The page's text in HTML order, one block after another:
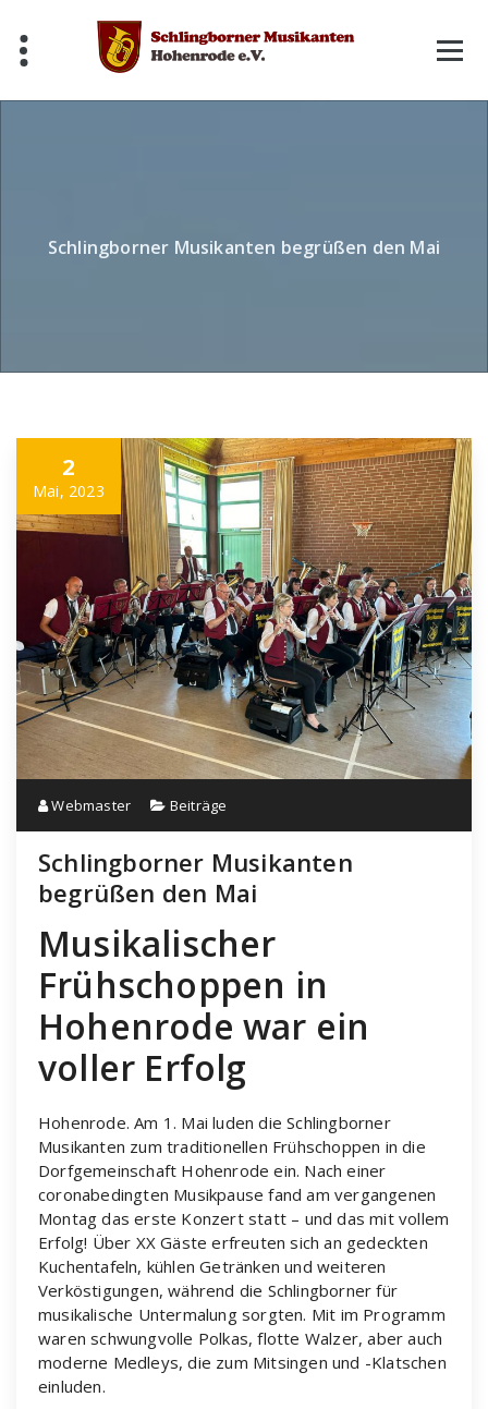
content
Schlingborner Musikanten begrüßen den Mai
2
Mai, 2023
Webmaster Beiträge
Schlingborner Musikanten
begrüßen den Mai
Musikalischer
Frühschoppen in
Hohenrode war ein
voller Erfolg
Hohenrode. Am 1. Mai luden die Schlingborner
Musikanten zum traditionellen Frühschoppen in die
Dorfgemeinschaft Hohenrode ein. Nach einer
coronabedingten Musikpause fand am vergangenen
Montag das erste Konzert statt – und das mit vollem
Erfolg! Über XX Gäste erfreuten sich an gedeckten
Kuchentafeln, kühlen Getränken und weiteren
Verköstigungen, während die Schlingborner für
musikalische Untermalung sorgten. Mit im Programm
waren schwungvolle Polkas, flotte Walzer, aber auch
moderne Medleys, die zum Mitsingen und -Klatschen
einluden.